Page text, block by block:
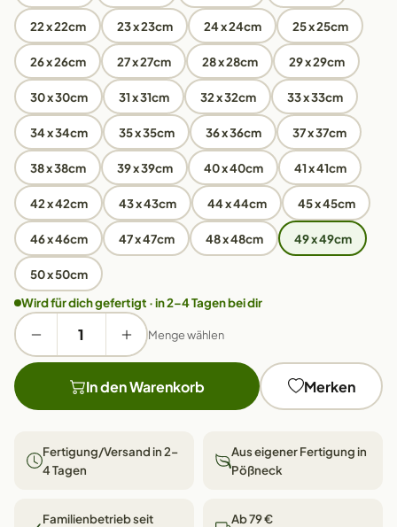
22 x 22cm 23 x 23cm 24 x 24cm 25 x 25cm
26 x 26cm 27 x 27cm 28 x 28cm 29 x 29cm
30 x 30cm 31 x 31cm 32 x 32cm 33 x 33cm
34 x 34cm 35 x 35cm 36 x 36cm 37 x 37cm
38 x 38cm 39 x 39cm 40 x 40cm 41 x 41cm
42 x 42cm 43 x 43cm 44 x 44cm 45 x 45cm
46 x 46cm 47 x 47cm 48 x 48cm 49 x 49cm
50 x 50cm
Wird für dich gefertigt · in 2–4 Tagen bei dir
Menge wählen
In den Warenkorb Merken
Fertigung/Versand in 2–
4 Tagen
Aus eigener Fertigung in
Pößneck
Familienbetrieb seit
Ab 79 €